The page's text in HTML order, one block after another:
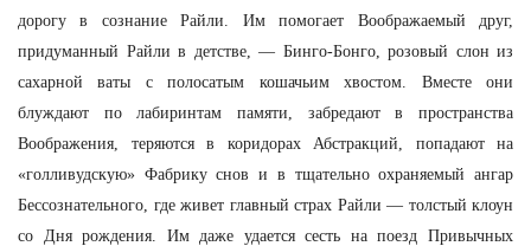
дорогу в сознание Райли. Им помогает Воображаемый друг,
придуманный Райли в детстве, — Бинго-Бонго, розовый слон из
сахарной ваты с полосатым кошачьим хвостом. Вместе они
блуждают по лабиринтам памяти, забредают в пространства
Воображения, теряются в коридорах Абстракций, попадают на
«голливудскую» Фабрику снов и в тщательно охраняемый ангар
Бессознательного, где живет главный страх Райли — толстый клоун
со Дня рождения. Им даже удается сесть на поезд Привычных